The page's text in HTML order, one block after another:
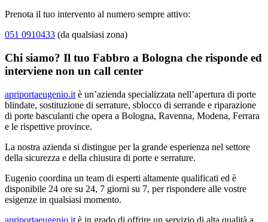
Prenota il tuo intervento al numero sempre attivo:
051 0910433 (da qualsiasi zona)
Chi siamo? Il tuo Fabbro a Bologna che risponde ed
interviene non un call center
apriportaeugenio.it è un’azienda specializzata nell’apertura di porte
blindate, sostituzione di serrature, sblocco di serrande e riparazione
di porte basculanti che opera a Bologna, Ravenna, Modena, Ferrara
e le rispettive province.
La nostra azienda si distingue per la grande esperienza nel settore
della sicurezza e della chiusura di porte e serrature.
Eugenio coordina un team di esperti altamente qualificati ed è
disponibile 24 ore su 24, 7 giorni su 7, per rispondere alle vostre
esigenze in qualsiasi momento.
apriportaeugenio.it è in grado di offrire un servizio di alta qualità a